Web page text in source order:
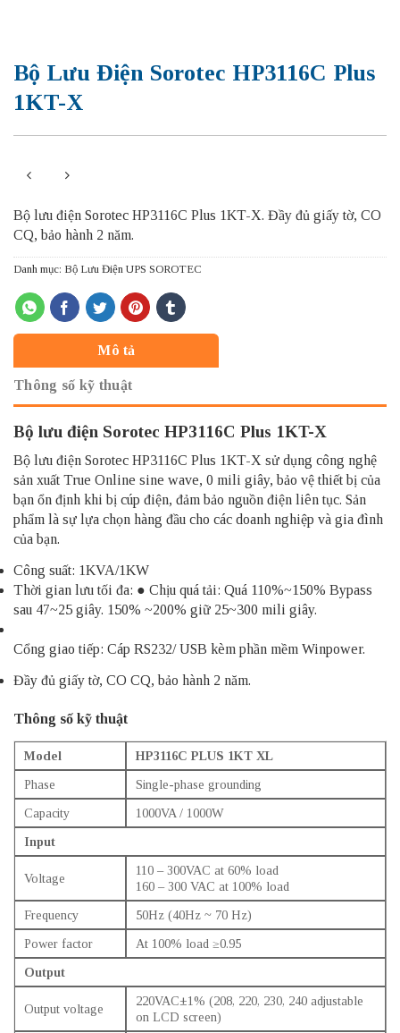
Bộ Lưu Điện Sorotec HP3116C Plus
1KT-X
Bộ lưu điện Sorotec HP3116C Plus 1KT-X. Đầy đủ giấy tờ, CO
CQ, bảo hành 2 năm.
Danh mục: Bộ Lưu Điện UPS SOROTEC
Mô tả
Thông số kỹ thuật
Bộ lưu điện Sorotec HP3116C Plus 1KT-X
Bộ lưu điện Sorotec HP3116C Plus 1KT-X sử dụng công nghệ
sản xuất True Online sine wave, 0 mili giây, bảo vệ thiết bị của
bạn ổn định khi bị cúp điện, đảm bảo nguồn điện liên tục. Sản
phẩm là sự lựa chọn hàng đầu cho các doanh nghiệp và gia đình
của bạn.
Công suất: 1KVA/1KW
Thời gian lưu tối đa: ● Chịu quá tải: Quá 110%~150% Bypass
sau 47~25 giây. 150% ~200% giữ 25~300 mili giây.
Cổng giao tiếp: Cáp RS232/ USB kèm phần mềm Winpower.
Đầy đủ giấy tờ, CO CQ, bảo hành 2 năm.
Thông số kỹ thuật
Model
HP3116C PLUS 1KT XL
Phase
Single-phase grounding
Capacity
1000VA / 1000W
Input
Voltage
110 – 300VAC at 60% load
160 – 300 VAC at 100% load
Frequency
50Hz (40Hz ~ 70 Hz)
Power factor
At 100% load ≥0.95
Output
Output voltage
220VAC±1% (208, 220, 230, 240 adjustable
on LCD screen)